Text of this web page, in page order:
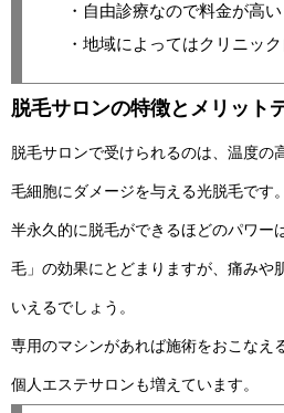
・自由診療なので料金が高い
・地域によってはクリニッ
脱毛サロンの特徴とメリット
脱毛サロンで受けられるのは、温度の
毛細胞にダメージを与える光脱毛です。
半永久的に脱毛ができるほどのパワー
毛」の効果にとどまりますが、痛みや
いえるでしょう。
専用のマシンがあれば施術をおこなえ
個人エステサロンも増えています。